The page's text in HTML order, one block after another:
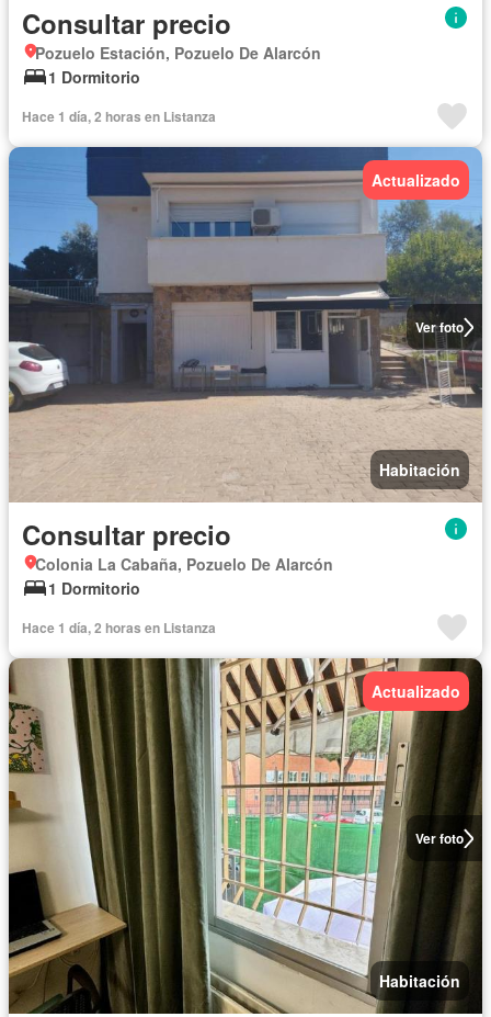
Consultar precio
Pozuelo Estación, Pozuelo De Alarcón
1 Dormitorio
Hace 1 día, 2 horas en Listanza
Ver foto
Actualizado
Habitación
Consultar precio
Colonia La Cabaña, Pozuelo De Alarcón
1 Dormitorio
Hace 1 día, 2 horas en Listanza
Ver foto
Actualizado
Habitación